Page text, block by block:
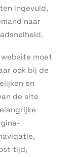
ingevuld,
naar
moet
ook bij de
en
de site
tijd,